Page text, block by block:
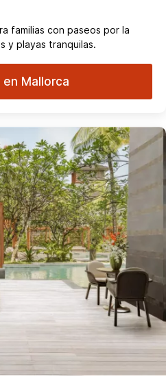
familias con paseos por la
y playas tranquilas.
Mallorca